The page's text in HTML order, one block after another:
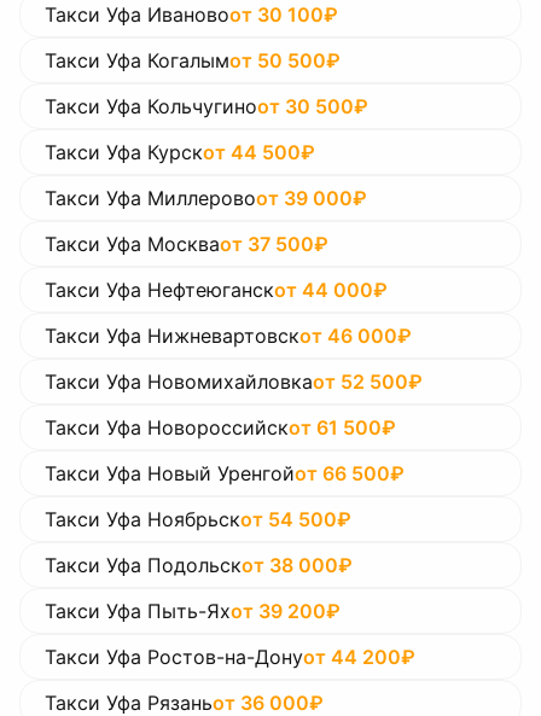
Такси Уфа Ивановоот 30 100₽
Такси Уфа Когалымот 50 500₽
Такси Уфа Кольчугиноот 30 500₽
Такси Уфа Курскот 44 500₽
Такси Уфа Миллеровоот 39 000₽
Такси Уфа Москваот 37 500₽
Такси Уфа Нефтеюганскот 44 000₽
Такси Уфа Нижневартовскот 46 000₽
Такси Уфа Новомихайловкаот 52 500₽
Такси Уфа Новороссийскот 61 500₽
Такси Уфа Новый Уренгойот 66 500₽
Такси Уфа Ноябрьскот 54 500₽
Такси Уфа Подольскот 38 000₽
Такси Уфа Пыть-Яхот 39 200₽
Такси Уфа Ростов-на-Донуот 44 200₽
Такси Уфа Рязаньот 36 000₽